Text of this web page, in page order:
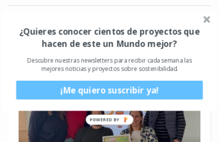
RECOMENDADO PARA TÍ
¿Quieres conocer cientos de proyectos que
hacen de este un Mundo mejor?
Descubre nuestras newsletters para recibir cada semana las
mejores noticias y proyectos sobre sostenibilidad.
¡Me quiero suscribir ya!
POWERED
BY